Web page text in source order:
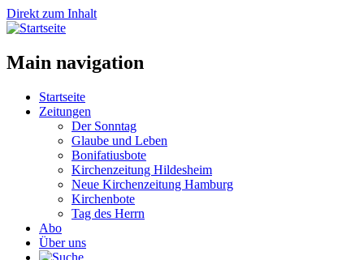
Direkt zum Inhalt
Main navigation
Startseite
Zeitungen
Der Sonntag
Glaube und Leben
Bonifatiusbote
Kirchenzeitung Hildesheim
Neue Kirchenzeitung Hamburg
Kirchenbote
Tag des Herrn
Abo
Über uns